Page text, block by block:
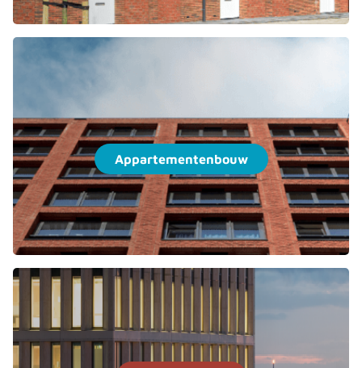
Appartementenbouw